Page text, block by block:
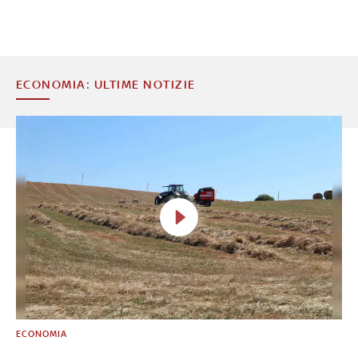
ECONOMIA: ULTIME NOTIZIE
ECONOMIA